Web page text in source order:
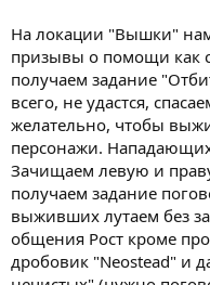
На локации "Вышки"
призывы о помощи как
получаем задание
всего, не удастся,
желательно, чтобы
персонажи.
Зачищаем левую и
получаем задание
выживших лутаем без
общения Рост кроме
дробовик "Neostead" и